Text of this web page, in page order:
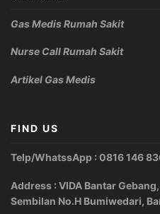
Gas Medis Rumah Sakit
Nurse Call Rumah Sakit
Artikel Gas Medis
FIND US
Telp/WhatssApp : 0816 146
Address : VIDA Bantar
Sembilan No.H Bumiwedari,